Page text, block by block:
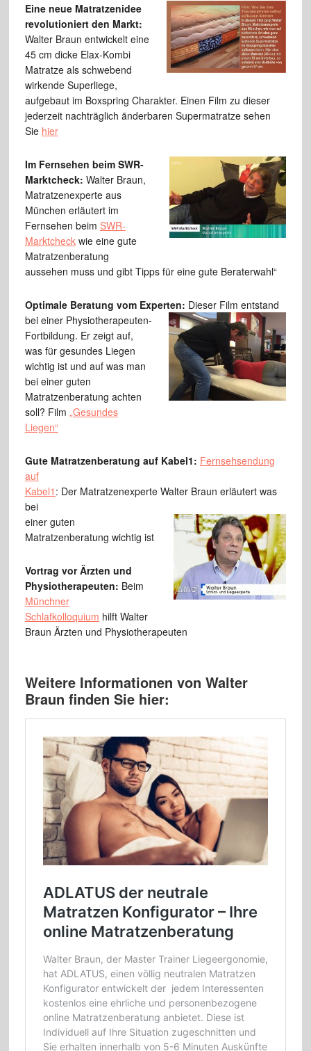
Eine neue Matratzenidee
revolutioniert den Markt:
Walter Braun entwickelt eine
45 cm dicke Elax-Kombi
Matratze als schwebend
wirkende Superliege,
aufgebaut im Boxspring Charakter. Einen Film zu dieser
jederzeit nachträglich änderbaren Supermatratze sehen
Sie hier
Im Fernsehen beim SWR-
Marktcheck: Walter Braun,
Matratzenexperte aus
München erläutert im
Fernsehen beim SWR-
Marktcheckwie eine gute
Matratzenberatung
aussehen muss und gibt Tipps für eine gute Beraterwahl“
Optimale Beratung vom Experten: Dieser Film entstand
bei einer Physiotherapeuten-
Fortbildung. Er zeigt auf,
was für gesundes Liegen
wichtig ist und auf was man
bei einer guten
Matratzenberatung achten
soll? Film „Gesundes
Liegen“
Gute Matratzenberatung auf Kabel1: Fernsehsendung
auf
Kabel1 : Der Matratzenexperte Walter Braun erläutert was
bei
einer guten
Matratzenberatung wichtig ist
Vortrag vor Ärzten und
Physiotherapeuten: Beim
Münchner
Schlafkolloquium hilft Walter
Braun Ärzten und Physiotherapeuten
Weitere Informationen von Walter
Braun finden Sie hier: